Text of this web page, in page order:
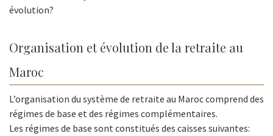
évolution?
Organisation et évolution de la retraite au
Maroc
L’organisation du système de retraite au Maroc comprend des
régimes de base et des régimes complémentaires.
Les régimes de base sont constitués des caisses suivantes: